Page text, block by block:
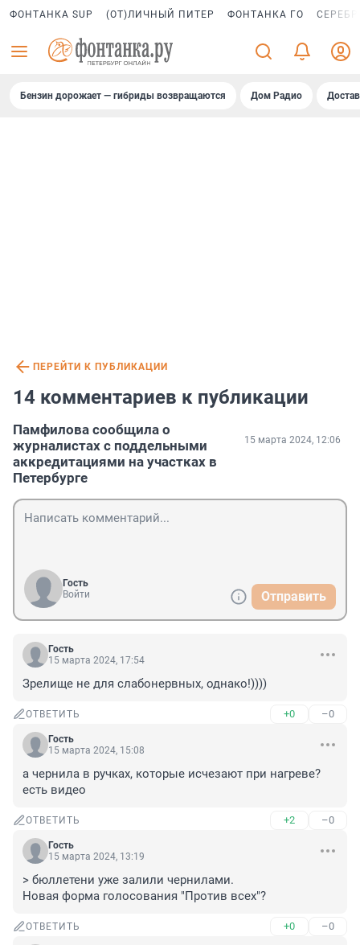
ФОНТАНКА SUP (ОТ)ЛИЧНЫЙ ПИТЕР ФОНТАНКА ГО
Бензин дорожает — гибриды возвращаются Дом Радио
ПЕРЕЙТИ К ПУБЛИКАЦИИ
14 комментариев к публикации
Памфилова сообщила о
журналистах с поддельными
аккредитациями на участках в
Петербурге
15 марта 2024, 12:06
Гость
Войти
Отправить
Гость
15 марта 2024, 17:54
Зрелище не для слабонервных, однако!))))
ОТВЕТИТЬ +0 –0
Гость
15 марта 2024, 15:08
а чернила в ручках, которые исчезают при нагреве?
есть видео
ОТВЕТИТЬ +2 –0
Гость
15 марта 2024, 13:19
> бюллетени уже залили чернилами.
Новая форма голосования "Против всех"?
ОТВЕТИТЬ +0 –0